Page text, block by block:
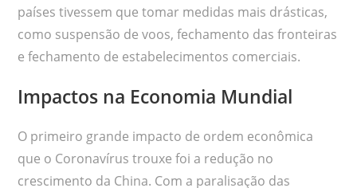
países tivessem que tomar medidas mais drásticas,
como suspensão de voos, fechamento das fronteiras
e fechamento de estabelecimentos comerciais.
Impactos na Economia Mundial
O primeiro grande impacto de ordem econômica
que o Coronavírus trouxe foi a redução no
crescimento da China. Com a paralisação das